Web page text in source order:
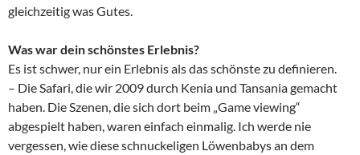
gleichzeitig was Gutes.
Was war dein schönstes Erlebnis?
Es ist schwer, nur ein Erlebnis als das schönste zu definieren.
– Die Safari, die wir 2009 durch Kenia und Tansania gemacht
haben. Die Szenen, die sich dort beim „Game viewing“
abgespielt haben, waren einfach einmalig. Ich werde nie
vergessen, wie diese schnuckeligen Löwenbabys an dem